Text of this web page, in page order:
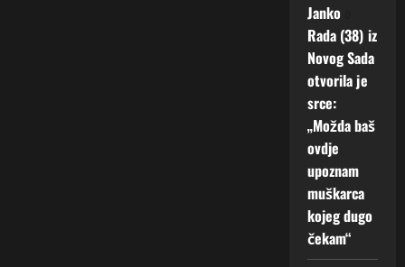
Janko
Rada (38) iz
Novog Sada
otvorila je
srce:
„Možda baš
ovdje
upoznam
muškarca
kojeg dugo
čekam“